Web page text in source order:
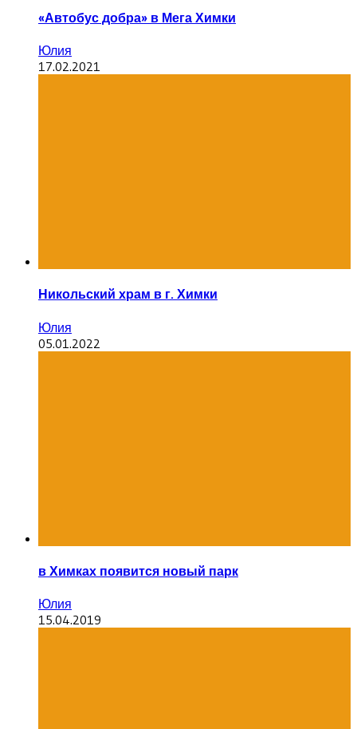
«Автобус добра» в Мега Химки
Юлия
17.02.2021
Никольский храм в г. Химки
Юлия
05.01.2022
в Химках появится новый парк
Юлия
15.04.2019